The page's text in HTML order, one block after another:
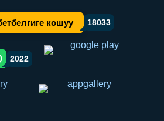
кошуу 18033
orqali ulashishorqali ulashish
2022